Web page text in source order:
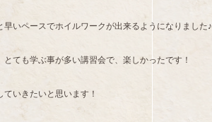
いペースでホイルワークが出来るようになりました♪
ても学ぶ事が多い講習会で、楽しかったです！
いきたいと思います！